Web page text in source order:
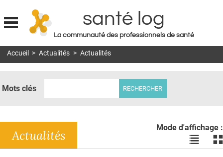
Jump to navigation
santé log
La communauté des professionnels de santé
MON COMPTE
DOSSIERS
RÉSEAUX
Accueil > Actualités > Actualités
Mots clés
Mode d'affichage :
Voir
les
les
Actualités